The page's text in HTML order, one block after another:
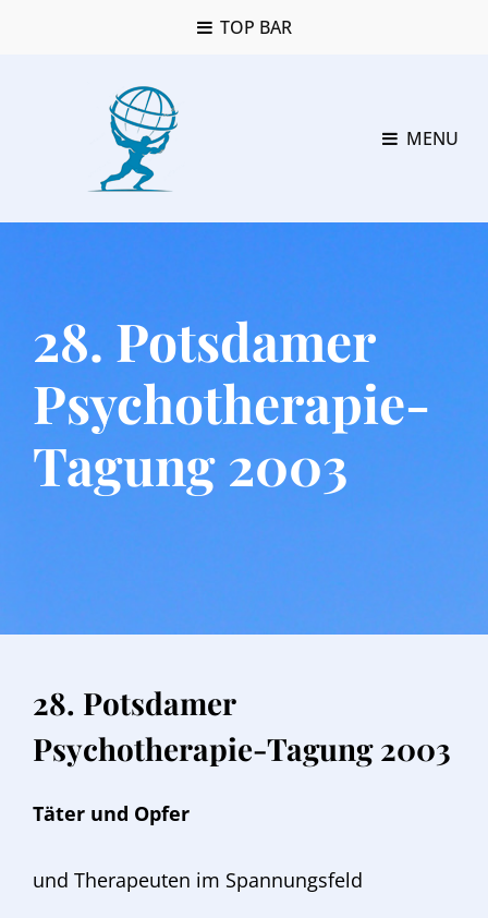
TOP BAR
MENU
28. Potsdamer
Psychotherapie-
Tagung 2003
28. Potsdamer
Psychotherapie-Tagung 2003
Täter und Opfer
und Therapeuten im Spannungsfeld